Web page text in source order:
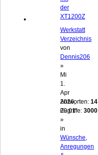
der
XT1200Z
Werkstatt
Verzeichnis
von
Dennis206
»
Mi
1.
Apr
2026,
09:01
»
in
Wünsche,
Anregungen
Antworten: 14
Zugriffe: 3000